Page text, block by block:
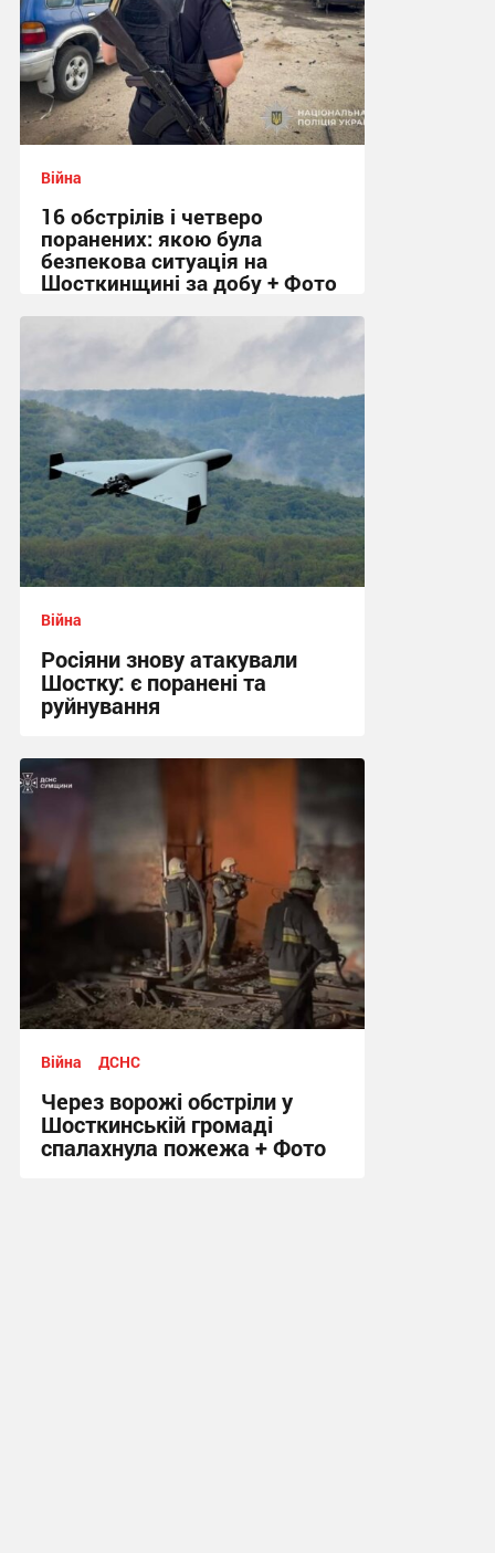
Війна
16 обстрілів і четверо
поранених: якою була
безпекова ситуація на
Шосткинщині за добу + Фото
08:47 сьогодні
Війна
Росіяни знову атакували
Шостку: є поранені та
руйнування
20:21 вчора
Війна ДСНС
Через ворожі обстріли у
Шосткинській громаді
спалахнула пожежа + Фото